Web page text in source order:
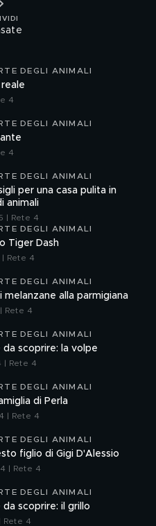
DEGLI ANIMALI
reale
4
DEGLI ANIMALI
4
DEGLI ANIMALI
per una casa pulita in
animali
| Rete 4
DEGLI ANIMALI
Tiger Dash
Rete 4
DEGLI ANIMALI
melanzane alla parmigiana
Rete 4
DEGLI ANIMALI
da scoprire: la volpe
| Rete 4
DEGLI ANIMALI
di Perla
| Rete 4
DEGLI ANIMALI
figlio di Gigi D'Alessio
| Rete 4
DEGLI ANIMALI
da scoprire: il grillo
Rete 4